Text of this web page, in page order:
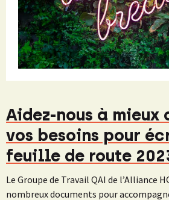
Aidez-nous à
vos besoins pour
feuille de route
Le Groupe de Travail QAI de l’Alliance
nombreux documents pour